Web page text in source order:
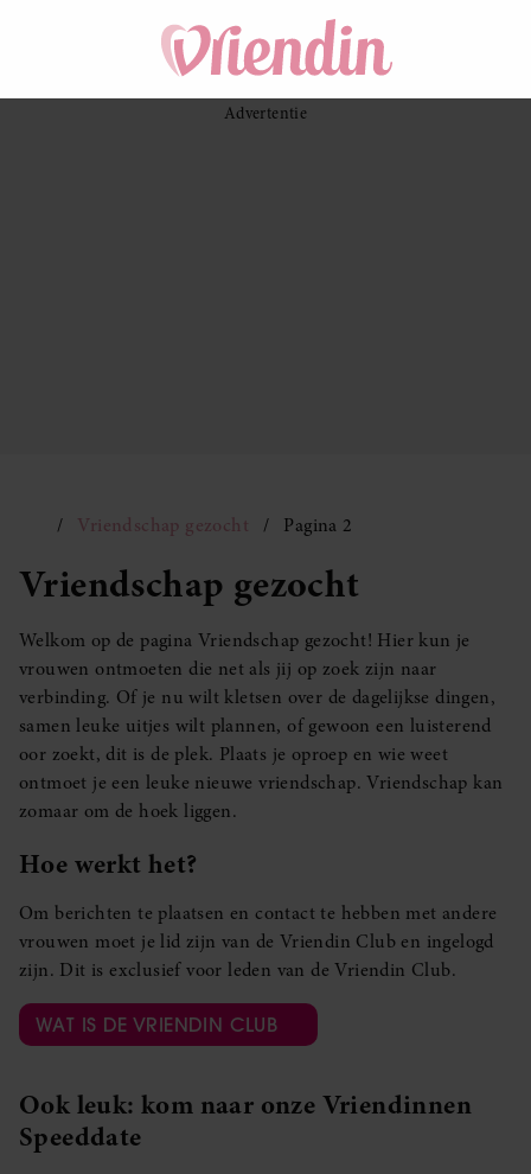
Vriendschap gezocht Pagina 2
Vriendschap gezocht
Welkom op de pagina Vriendschap gezocht! Hier kun je
vrouwen ontmoeten die net als jij op zoek zijn naar
verbinding. Of je nu wilt kletsen over de dagelijkse dingen,
samen leuke uitjes wilt plannen, of gewoon een luisterend
oor zoekt, dit is de plek. Plaats je oproep en wie weet
ontmoet je een leuke nieuwe vriendschap. Vriendschap kan
zomaar om de hoek liggen.
Hoe werkt het?
Om berichten te plaatsen en contact te hebben met andere
vrouwen moet je lid zijn van de Vriendin Club en ingelogd
zijn. Dit is exclusief voor leden van de Vriendin Club.
WAT IS DE VRIENDIN CLUB
Ook leuk: kom naar onze Vriendinnen
Speeddate